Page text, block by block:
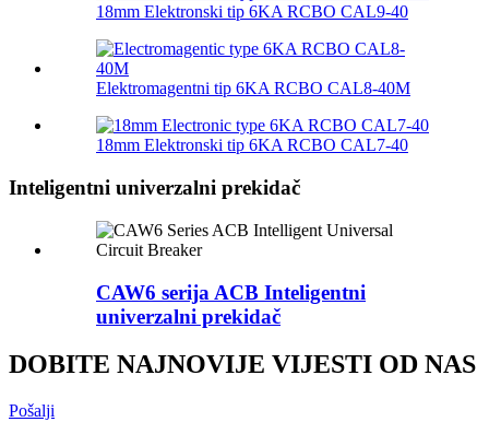
18mm Elektronski tip 6KA RCBO CAL9-40
Elektromagentni tip 6KA RCBO CAL8-40M
18mm Elektronski tip 6KA RCBO CAL7-40
Inteligentni univerzalni prekidač
CAW6 serija ACB Inteligentni
univerzalni prekidač
DOBITE NAJNOVIJE VIJESTI OD NAS
Pošalji